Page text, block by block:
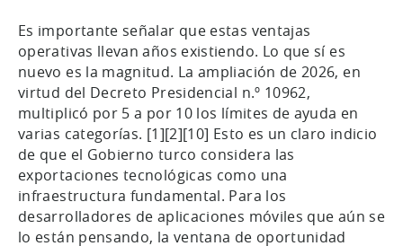
Es importante señalar que estas ventajas
operativas llevan años existiendo. Lo que sí es
nuevo es la magnitud. La ampliación de 2026, en
virtud del Decreto Presidencial n.º 10962,
multiplicó por 5 a por 10 los límites de ayuda en
varias categorías. [1][2][10] Esto es un claro indicio
de que el Gobierno turco considera las
exportaciones tecnológicas como una
infraestructura fundamental. Para los
desarrolladores de aplicaciones móviles que aún se
lo están pensando, la ventana de oportunidad